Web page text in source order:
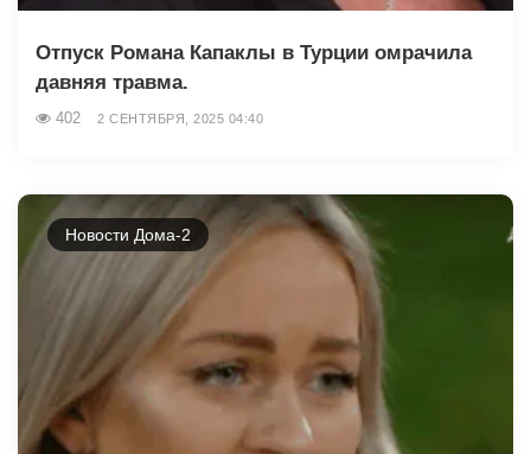
Отпуск Романа Капаклы в Турции омрачила
давняя травма.
402 2 СЕНТЯБРЯ, 2025 04:40
Новости Дома-2